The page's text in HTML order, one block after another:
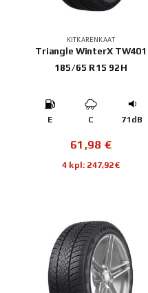
KITKARENKAAT
Triangle WinterX TW401
185/65 R15 92H
E C 71dB
61,98 €
4 kpl: 247,92€